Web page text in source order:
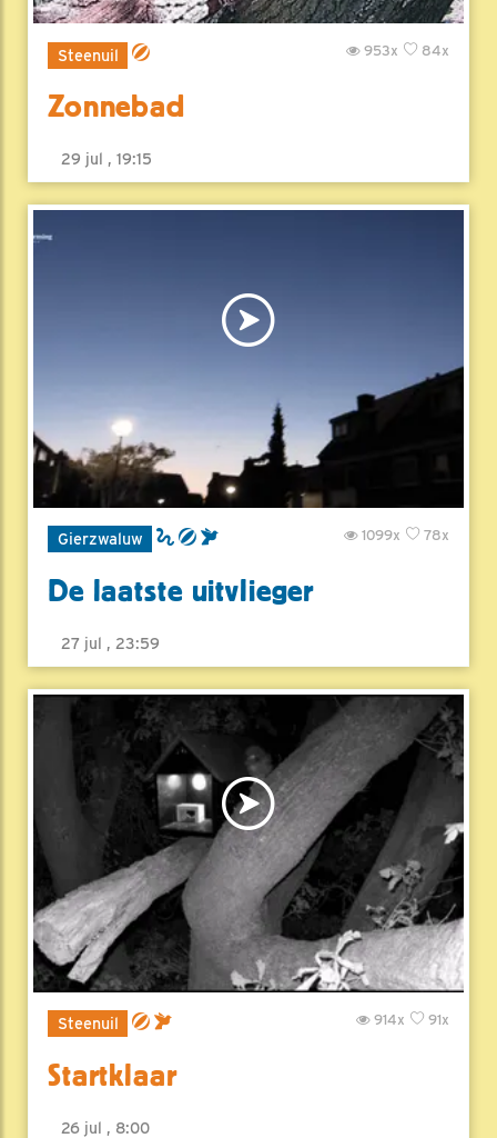
Steenuil 84x
953x
Zonnebad
29 jul , 19:15
Gierzwaluw 78x
1099x
De laatste uitvlieger
27 jul , 23:59
Steenuil 91x
914x
Startklaar
26 jul , 8:00